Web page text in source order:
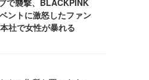
チェア デスクチェア 疲れない テレ
強化バックレスト 30度ロッキング機
子 腰サポート 90度跳ね上げ式アーム
ゲーミングモニター DualSense 充電
ZDM1J）
フ ネオ・オムツ L 中型犬用 26枚入